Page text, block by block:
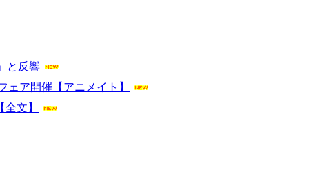
と反響
ア開催【アニメイト】
文】